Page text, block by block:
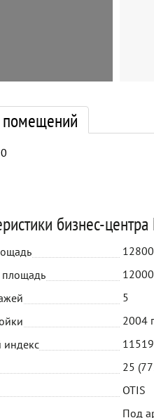
бизнес-
площадь
5
2004
индекс
25
OTIS
Под